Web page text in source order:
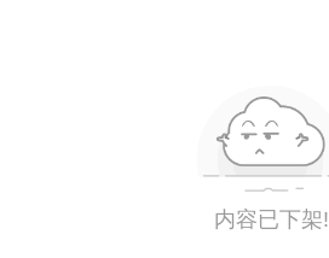
内容已下架!